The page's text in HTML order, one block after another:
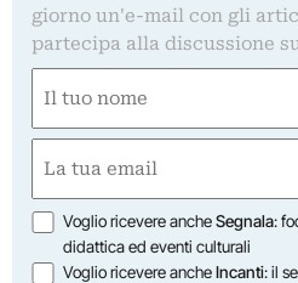
giorno un'e-mail con gli
partecipa alla discussione
(Obbligatorio)
Nome
(Obbligatorio)
Opzioni
Voglio ricevere ancheSegnala:
didattica ed eventi culturali
Voglio ricevere ancheIncanti: il